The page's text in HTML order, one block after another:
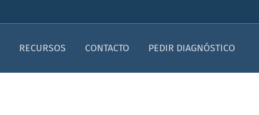
RECURSOS CONTACTO PEDIR DIAGNÓSTICO